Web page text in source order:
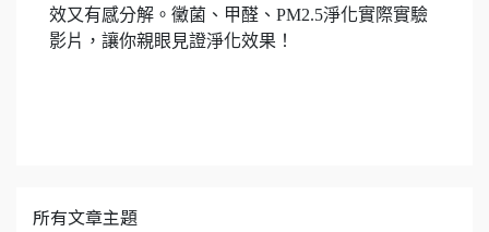
效又有感分解。黴菌、甲醛、PM2.5淨化實際實驗
影片，讓你親眼見證淨化效果！
所有文章主題